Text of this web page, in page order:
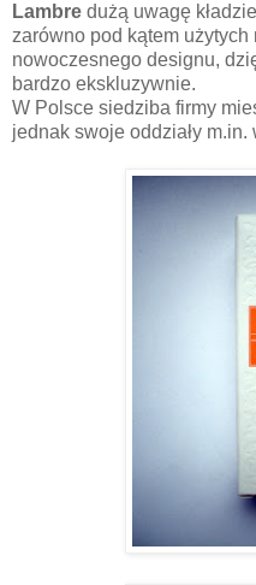
Lambre dużą uwagę
zarówno pod kątem użytych
nowoczesnego designu,
bardzo ekskluzywnie.
W Polsce siedziba firmy
jednak swoje oddziały m.in.